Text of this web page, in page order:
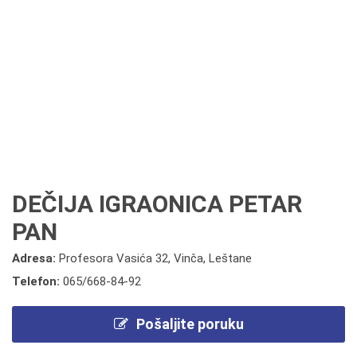
DEČIJA IGRAONICA PETAR
PAN
Adresa: Profesora Vasića 32, Vinča, Leštane
Telefon: 065/668-84-92
Pošaljite poruku